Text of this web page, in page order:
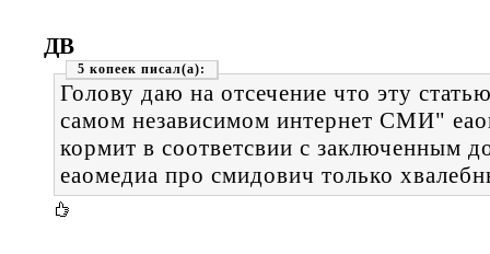
ДВ
5 копеек
Голову даю на отсечение что эту
самом независимом интернет СМИ"
кормит в соответсвии с заключенным
еаомедиа про смидович только